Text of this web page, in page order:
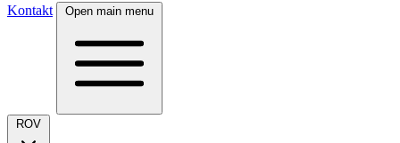
Kontakt
Open main menu
ROV